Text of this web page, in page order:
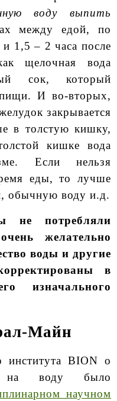
воду выпить
между едой, по
1,5 – 2 часа после
щелочная вода
сок, который
пищи. И во-вторых,
закрывается
в толстую кишку,
кишке вода
Если нельзя
еды, то лучше
обычную воду и.д.
потребляли
желательно
воды и другие
в
изначального
Майн
института BION о
на воду было
научном